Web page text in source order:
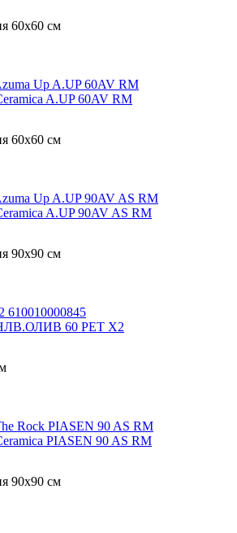
60x60 см
A.UP 60AV RM
60x60 см
A.UP 90AV AS RM
90x90 см
НЛВ.ОЛИВ 60 РЕТ Х2
PIASEN 90 AS RM
90x90 см